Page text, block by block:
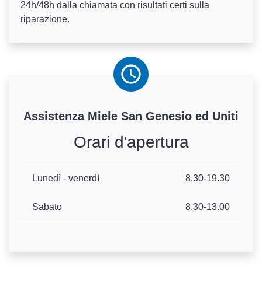
24h/48h dalla chiamata con risultati certi sulla
riparazione.
Assistenza Miele San Genesio ed Uniti
Orari d'apertura
Lunedì - venerdì 8.30-19.30
Sabato 8.30-13.00